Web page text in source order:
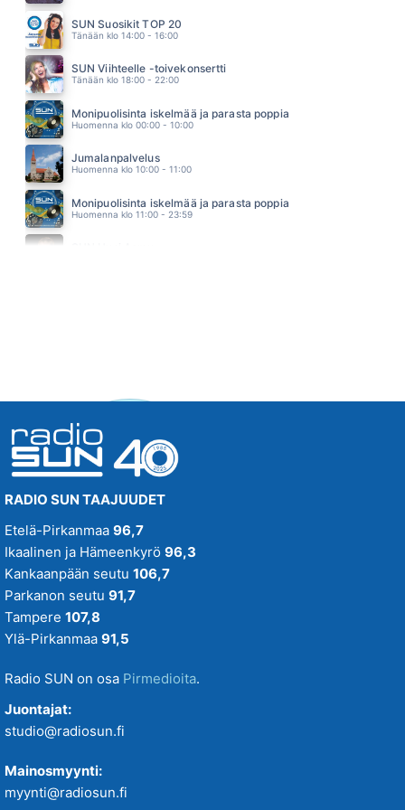
YÖLINTU
03.04
SUN Suosikit TOP 20
Tänään klo 14:00 - 16:00
SUN Viihteelle -toivekonsertti
Tänään klo 18:00 - 22:00
Monipuolisinta iskelmää ja parasta poppia
Huomenna klo 00:00 - 10:00
Jumalanpalvelus
Huomenna klo 10:00 - 11:00
Monipuolisinta iskelmää ja parasta poppia
Huomenna klo 11:00 - 23:59
RADIO SUN TAAJUUDET
Etelä-Pirkanmaa 96,7
Ikaalinen ja Hämeenkyrö 96,3
Kankaanpään seutu 106,7
Parkanon seutu 91,7
Tampere 107,8
Ylä-Pirkanmaa 91,5
Radio SUN on osa Pirmedioita.
Juontajat:
studio@radiosun.fi
Mainosmyynti:
myynti@radiosun.fi